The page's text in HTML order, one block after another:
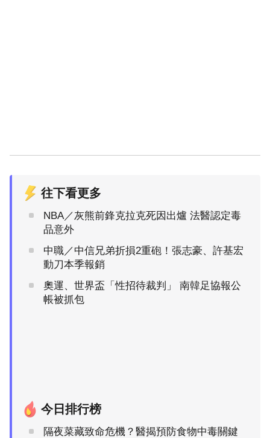
往下看更多
NBA／灰熊前鋒克拉克死因出爐 法醫認定毒
品意外
中職／中信兄弟折損2重砲！張志豪、許基宏
動刀本季報銷
奧運、世界盃「性招待裁判」 南韓足協報公
帳被抓包
今日排行榜
隔夜菜藏致命危機？醫揭預防食物中毒關鍵